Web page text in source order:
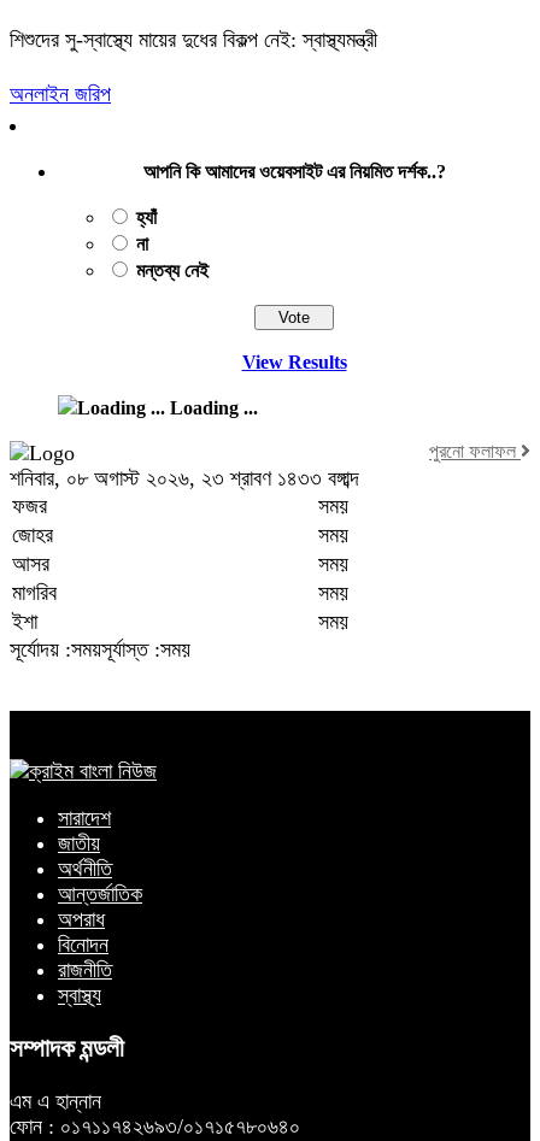
শিশুদের সু-স্বাস্থ্যে মায়ের দুধের বিকল্প নেই: স্বাস্থ্যমন্ত্রী
অনলাইন জরিপ
আপনি কি আমাদের ওয়েবসাইট এর নিয়মিত দর্শক..?
হ্যাঁ
না
মন্তব্য নেই
View Results
Loading ...
পুরনো ফলাফল
শনিবার, ০৮ অগাস্ট ২০২৬, ২৩ শ্রাবণ ১৪৩৩ বঙ্গাব্দ
ফজর
সময়
জোহর
সময়
আসর
সময়
মাগরিব
সময়
ইশা
সময়
সূর্যোদয় :সময়সূর্যাস্ত :সময়
সারাদেশ
জাতীয়
অর্থনীতি
আন্তর্জাতিক
অপরাধ
বিনোদন
রাজনীতি
স্বাস্থ্য
সম্পাদক মন্ডলী
এম এ হান্নান
ফোন : ০১৭১১৭৪২৬৯৩/০১৭১৫৭৮০৬৪০